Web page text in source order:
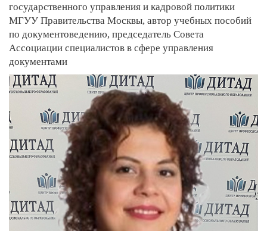
государственного управления и кадровой политики
МГУУ Правительства Москвы, автор учебных пособий
по документоведению, председатель Совета
Ассоциации специалистов в сфере управления
документами